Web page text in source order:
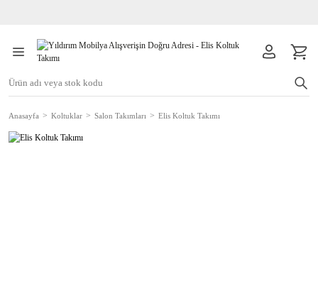
Anasayfa Koltuklar Salon Takımları Elis Koltuk Takımı